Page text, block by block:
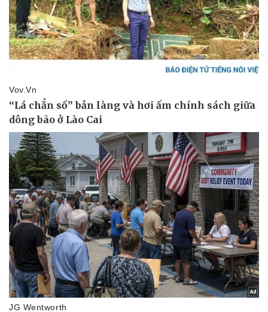
Pháp luật
Vụ án
Tin nóng
Tư vấn luật
Quân sự - Quốc phòng
Vũ khí
Việt Nam
Phân tích